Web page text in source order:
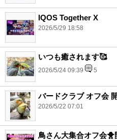
IQOS Together X
2026/5/29 18:58
いつも癒されます🥰
2026/5/24 09:39 5
バードクラブ オフ会
2026/5/22 07:01
鳥さん大集合オフ会🐥